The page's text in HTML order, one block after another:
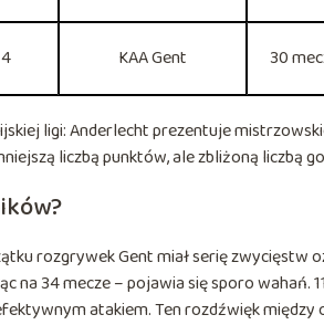
4 KAA Gent 30
ligi: Anderlecht prezentuje
liczbą punktów, ale zbliżoną liczbą
rozgrywek Gent miał serię zwycięstw
na 34 mecze – pojawia się sporo wahań.
atakiem. Ten rozdźwięk